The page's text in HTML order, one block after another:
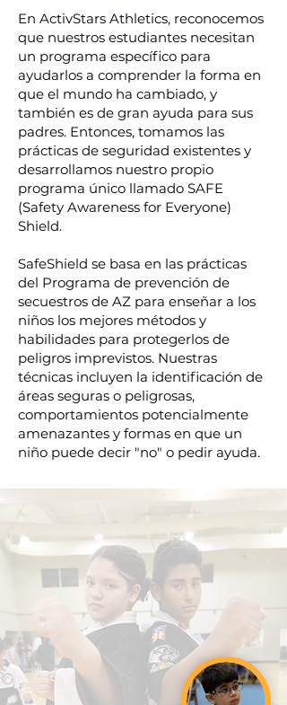
En ActivStars Athletics, reconocemos
que nuestros estudiantes necesitan
un programa específico para
ayudarlos a comprender la forma en
que el mundo ha cambiado, y
también es de gran ayuda para sus
padres. Entonces, tomamos las
prácticas de seguridad existentes y
desarrollamos nuestro propio
programa único llamado SAFE
(Safety Awareness for Everyone)
Shield.
SafeShield se basa en las prácticas
del Programa de prevención de
secuestros de AZ para enseñar a los
niños los mejores métodos y
habilidades para protegerlos de
peligros imprevistos. Nuestras
técnicas incluyen la identificación de
áreas seguras o peligrosas,
comportamientos potencialmente
amenazantes y formas en que un
niño puede decir "no" o pedir ayuda.